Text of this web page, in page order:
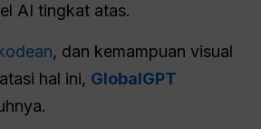
AI tingkat atas.
, dan kemampuan visual
hal ini, GlobalGPT